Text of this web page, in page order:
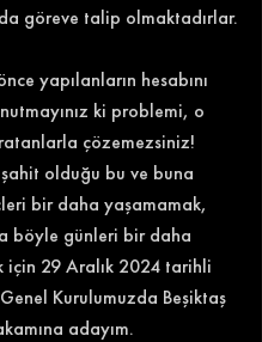
göreve talip olmaktadırlar.
yapılanların hesabını
ki problemi, o
çözemezsiniz!
şahit olduğu bu ve buna
bir daha yaşamamak,
böyle günleri bir daha
için 29 Aralık 2024 tarihli
Kurulumuzda Beşiktaş
adayım.